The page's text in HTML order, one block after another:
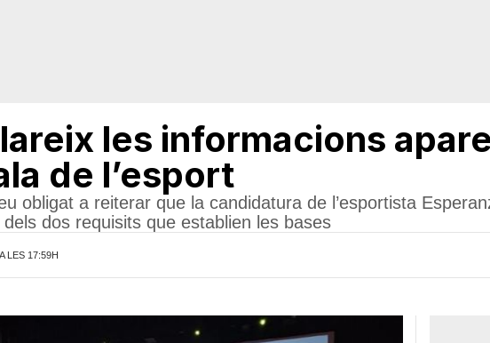
les informacions
de l’esport
obligat a reiterar que la candidatura de l’esportista
dos requisits que establien les bases
LES 17:59H